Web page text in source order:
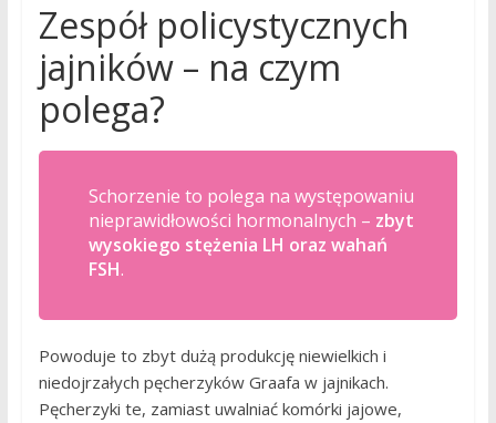
Zespół policystycznych
jajników – na czym
polega?
Schorzenie to polega na występowaniu
nieprawidłowości hormonalnych – zbyt
wysokiego stężenia LH oraz wahań
FSH.
Powoduje to zbyt dużą produkcję niewielkich i
niedojrzałych pęcherzyków Graafa w jajnikach.
Pęcherzyki te, zamiast uwalniać komórki jajowe,